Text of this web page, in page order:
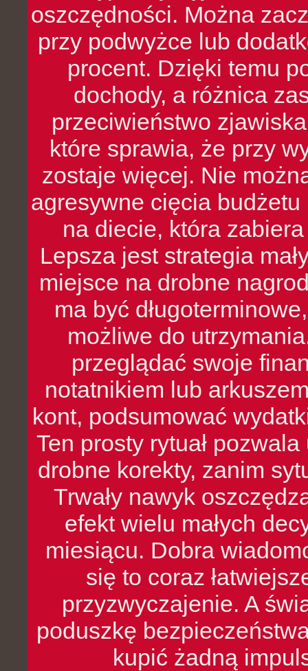
oszczędności. Można
przy podwyżce lub
procent. Dzięki temu
dochody, a różnica
przeciwieństwo
które sprawia, że przy
zostaje więcej. Nie
agresywne cięcia
na diecie, która
Lepsza jest strategia
miejsce na drobne
ma być
możliwe do
przeglądać swoje
notatnikiem lub
kont, podsumować
Ten prosty rytuał
drobne korekty, zanim
Trwały nawyk
efekt wielu małych
miesiącu. Dobra
się to coraz
przyzwyczajenie. A
poduszkę
kupić żadną